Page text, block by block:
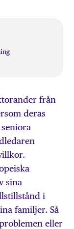
från
deras
sina
i
familjer. Så
eller